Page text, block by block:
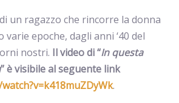
un ragazzo che rincorre la donna
epoche, dagli anni ‘40 del
nostri. Il video di “In questa
” è visibile al seguente link
.